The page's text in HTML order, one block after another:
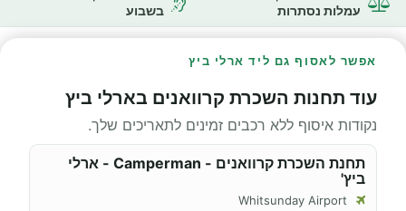
עמלות נסתרות
בשבוע
אפשר לאסוף גם ליד ארלי ביץ
עוד תחנות השכרת קרוואנים בארלי ביץ
נקודות איסוף ללא רכבים זמינים לתאריכים שלך.
תחנת השכרת קרוואנים - Camperman - ארלי
ביץ'